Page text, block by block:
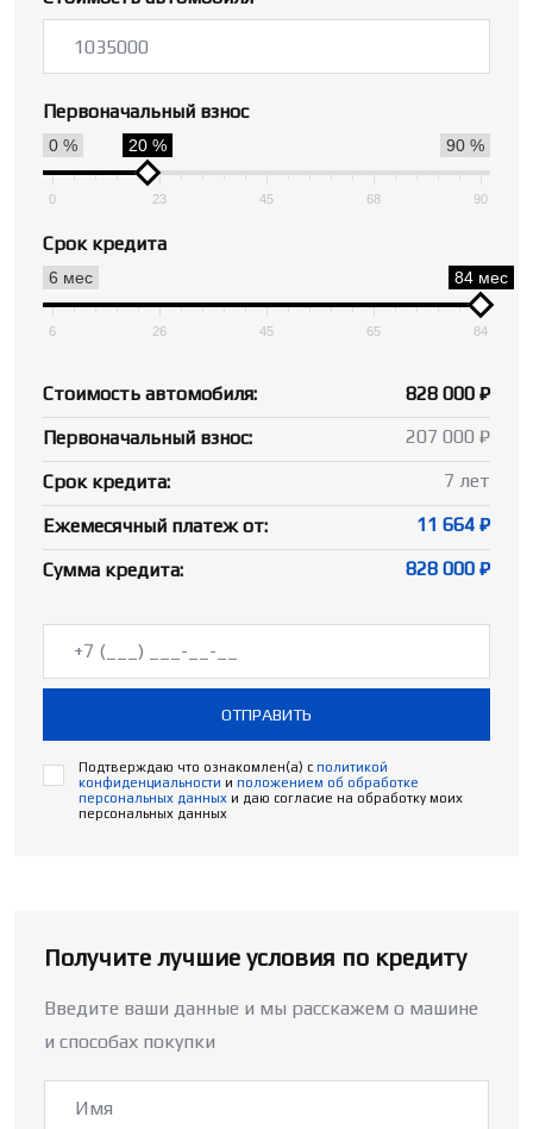
Первоначальный взнос
0 % 90 %
20 %
0 23 45 68 90
Срок кредита
6 мес 84 мес
6 26 45 65 84
Стоимость автомобиля:
828 000 ₽
Первоначальный взнос:
207 000 ₽
Срок кредита:
7 лет
Ежемесячный платеж от:
11 664 ₽
Сумма кредита:
828 000 ₽
ОТПРАВИТЬ
Подтверждаю что ознакомлен(а) с политикой
конфиденциальности и положением об обработке
персональных данных и даю согласие на обработку моих
персональных данных
Получите лучшие условия по кредиту
Введите ваши данные и мы расскажем о машине
и способах покупки